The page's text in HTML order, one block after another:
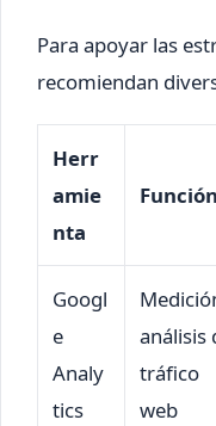
Para apoyar las
recomiendan
Herr
amie
nta
Función
Googl
e
Analy
tics
análisis
tráfico
web